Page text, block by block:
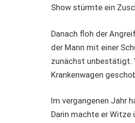
Show stürmte ein
Danach floh der
der Mann mit einer
zunächst unbestätigt.
Krankenwagen
Im vergangenen Jahr
Darin machte er Witze